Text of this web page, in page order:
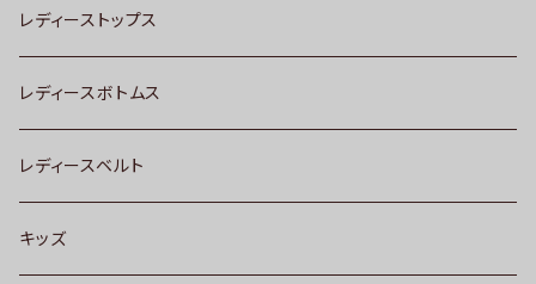
レディーストップス
レディースボトムス
レディースベルト
キッズ